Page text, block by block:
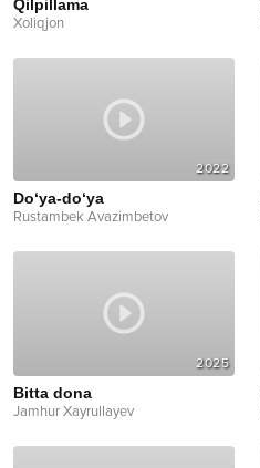
Qilpillama
Xoliqjon
2022
Do‘ya-do‘ya
Rustambek Avazimbetov
2025
Bitta dona
Jamhur Xayrullayev